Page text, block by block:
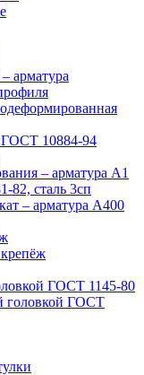
арматура
10884-94
– арматура А1
сталь 3сп
– арматура А400
ГОСТ 1145-80
головкой ГОСТ